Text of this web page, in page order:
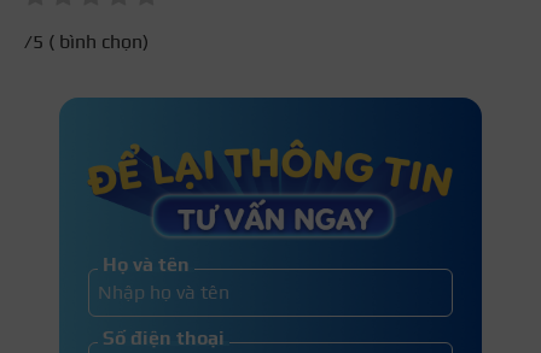
/5 ( bình chọn)
Họ và tên
Số điện thoại